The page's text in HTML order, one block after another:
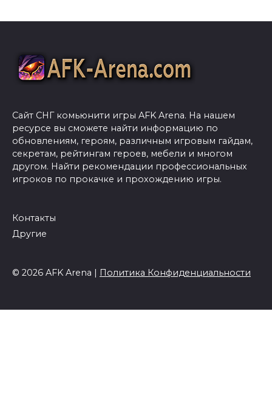
Сайт СНГ комьюнити игры AFK Arena. На нашем
ресурсе вы сможете найти информацию по
обновлениям, героям, различным игровым гайдам,
секретам, рейтингам героев, мебели и многом
другом. Найти рекомендации профессиональных
игроков по прокачке и прохождению игры.
Контакты
Другие
© 2026 AFK Arena | Политика Конфиденциальности